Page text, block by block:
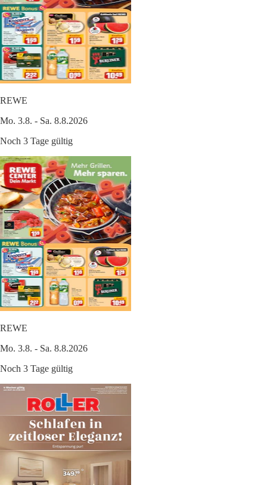
REWE
Mo. 3.8. - Sa. 8.8.2026
Noch 3 Tage gültig
REWE
Mo. 3.8. - Sa. 8.8.2026
Noch 3 Tage gültig